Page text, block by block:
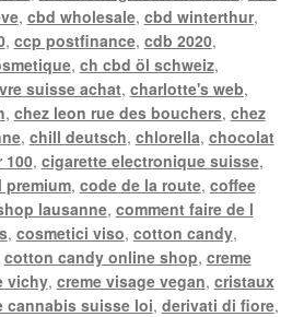
, cbd wholesale, cbd winterthur,
, ccp postfinance, cdb 2020,
, ch cbd öl schweiz,
suisse achat, charlotte's web,
, chez leon rue des bouchers, chez
, chill deutsch, chlorella, chocolat
100, cigarette electronique suisse,
, code de la route, coffee
lausanne, comment faire de l
, cosmetici viso, cotton candy,
cotton candy online shop, creme
vichy, creme visage vegan, cristaux
cannabis suisse loi, derivati di fiore,